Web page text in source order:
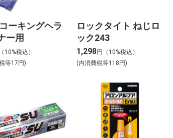
ーキングヘラ
ー用
10%税込）
等17円)
ロックタイト ねじロ
ック243
1,298円（10%税込）
(内消費税等118円)